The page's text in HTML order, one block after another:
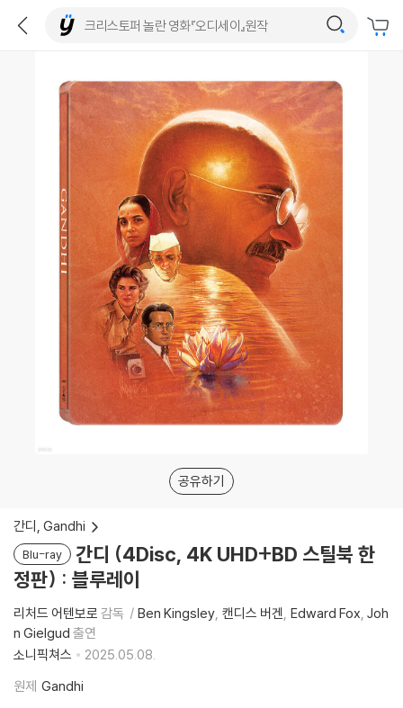
공유하기
간디, Gandhi
Blu-ray
간디 (4Disc, 4K UHD+BD 스틸북 한
정판) : 블루레이
리처드 어텐보로 감독 Ben Kingsley 캔디스 버겐 Edward Fox Joh
n Gielgud 출연
소니픽쳐스
2025.05.08.
원제 Gandhi